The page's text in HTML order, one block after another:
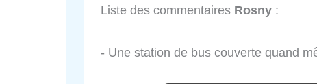
Liste des commentaires Rosny :
- Une station de bus couverte quand